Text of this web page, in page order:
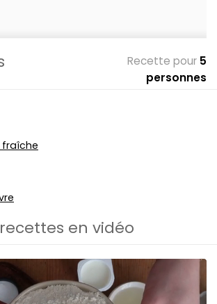
Recette pour 5
personnes
en vidéo